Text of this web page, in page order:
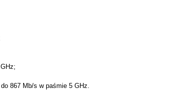
867 Mb/s w paśmie 5 GHz.